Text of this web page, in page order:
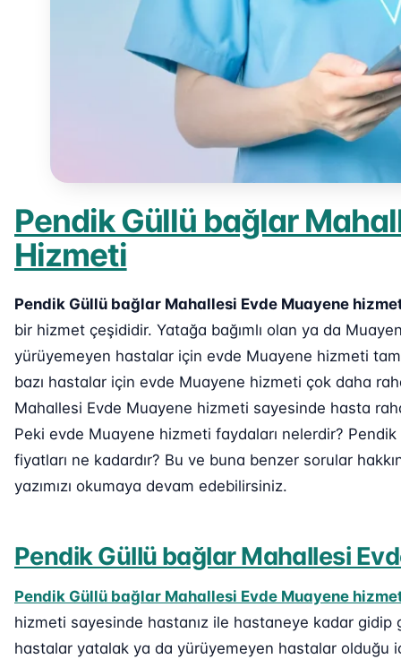
Pendik Güllü bağlar
Hizmeti
Pendik Güllü bağlar Mahallesi Evde Muayene
bir hizmet çeşididir. Yatağa bağımlı olan ya da
yürüyemeyen hastalar için evde Muayene hizmeti
bazı hastalar için evde Muayene hizmeti çok daha
Mahallesi Evde Muayene hizmeti sayesinde hasta
Peki evde Muayene hizmeti faydaları nelerdir?
fiyatları ne kadardır? Bu ve buna benzer sorular
yazımızı okumaya devam edebilirsiniz.
Pendik Güllü bağlar Mahallesi
Pendik Güllü bağlar Mahallesi Evde Muayene
hizmeti sayesinde hastanız ile hastaneye kadar gidip
hastalar yatalak ya da yürüyemeyen hastalar olduğu